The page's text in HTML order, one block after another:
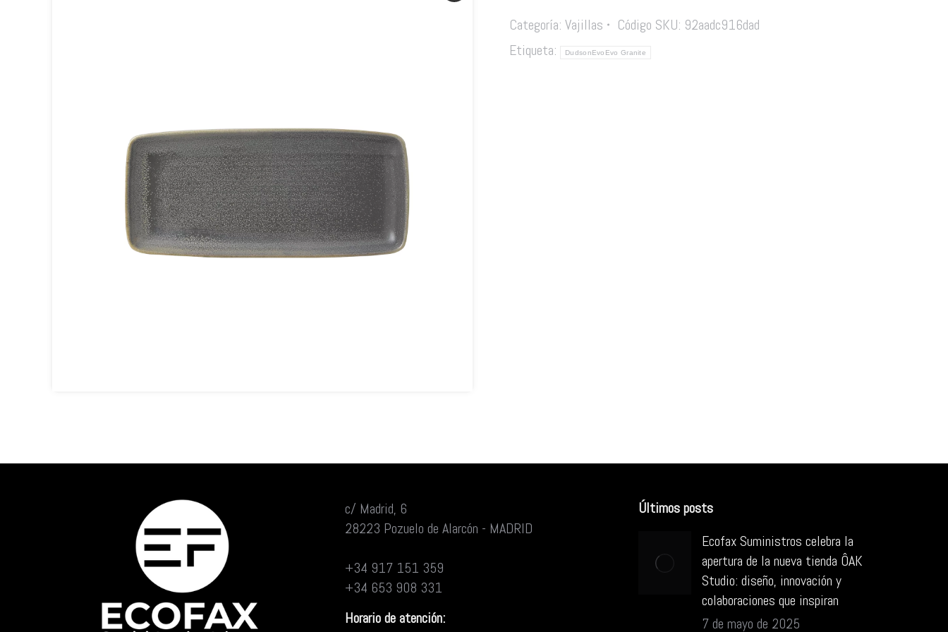
Categoría: Vajillas Código SKU: 92aadc916dad
Etiqueta:
DudsonEvoEvo Granite
c/ Madrid, 6
28223 Pozuelo de Alarcón - MADRID
+34 917 151 359
+34 653 908 331
Horario de atención:
Últimos posts
Ecofax Suministros celebra la
apertura de la nueva tienda ÔAK
Studio: diseño, innovación y
colaboraciones que inspiran
7 de mayo de 2025